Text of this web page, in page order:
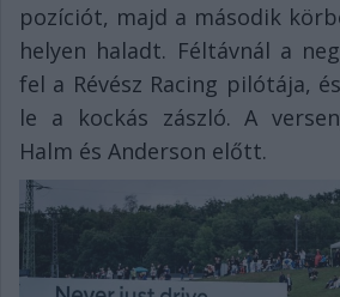
pozíciót, majd a második
helyen haladt. Féltávnál a
fel a Révész Racing pilótája,
le a kockás zászló. A
Halm és Anderson előtt.